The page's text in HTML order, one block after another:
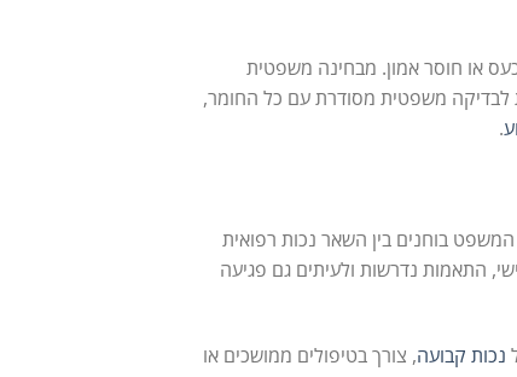
או חוסר אמון. מבחינה משפטית
לבדיקה משפטית מסודרת עם כל החומר,
.
בוחנים בין השאר נכות רפואית
התאמות נדרשות ולעיתים גם פגיעה
נכות קבועה, צורך בטיפולים ממושכים או